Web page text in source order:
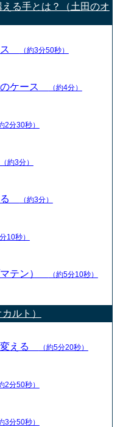
る手とは？（土田のオ
ス （約3分50秒）
のケース （約4分）
2分30秒）
（約3分）
る （約3分）
10秒）
マテン） （約5分10秒）
ルト）
変える （約5分20秒）
2分50秒）
3分50秒）